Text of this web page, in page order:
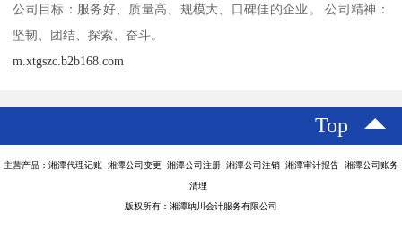
公司目标：服务好、质量高、规模大、口碑佳的企业。 公司精神：
坚韧、团结、探索、奋斗。
m.xtgszc.b2b168.com
Top
主营产品：湘潭代理记账 湘潭公司变更 湘潭公司注册 湘潭公司注销 湘潭审计报告 湘潭公司账务
清理
版权所有：湘潭纳川会计服务有限公司